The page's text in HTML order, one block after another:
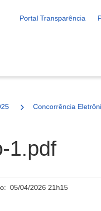
Portal Transparência
Concorrência
1.pdf
05/04/2026 21h15